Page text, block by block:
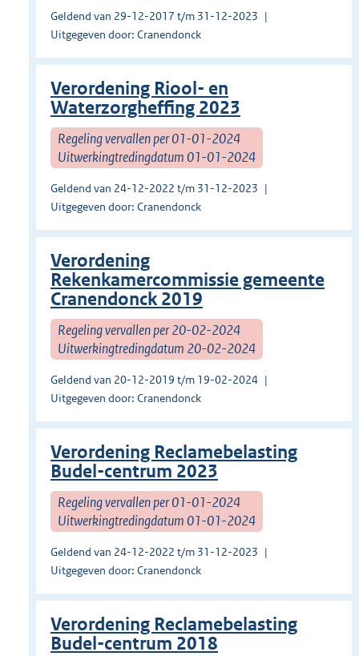
Geldend van 29-12-2017 t/m 31-12-2023
Uitgegeven door: Cranendonck
Verordening Riool- en
Waterzorgheffing 2023
Regeling vervallen per 01-01-2024
Uitwerkingtredingdatum 01-01-2024
Geldend van 24-12-2022 t/m 31-12-2023
Uitgegeven door: Cranendonck
Verordening
Rekenkamercommissie gemeente
Cranendonck 2019
Regeling vervallen per 20-02-2024
Uitwerkingtredingdatum 20-02-2024
Geldend van 20-12-2019 t/m 19-02-2024
Uitgegeven door: Cranendonck
Verordening Reclamebelasting
Budel-centrum 2023
Regeling vervallen per 01-01-2024
Uitwerkingtredingdatum 01-01-2024
Geldend van 24-12-2022 t/m 31-12-2023
Uitgegeven door: Cranendonck
Verordening Reclamebelasting
Budel-centrum 2018